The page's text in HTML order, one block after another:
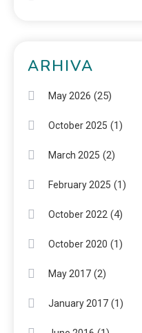
ARHIVA
May 2026 (25)
October 2025 (1)
March 2025 (2)
February 2025 (1)
October 2022 (4)
October 2020 (1)
May 2017 (2)
January 2017 (1)